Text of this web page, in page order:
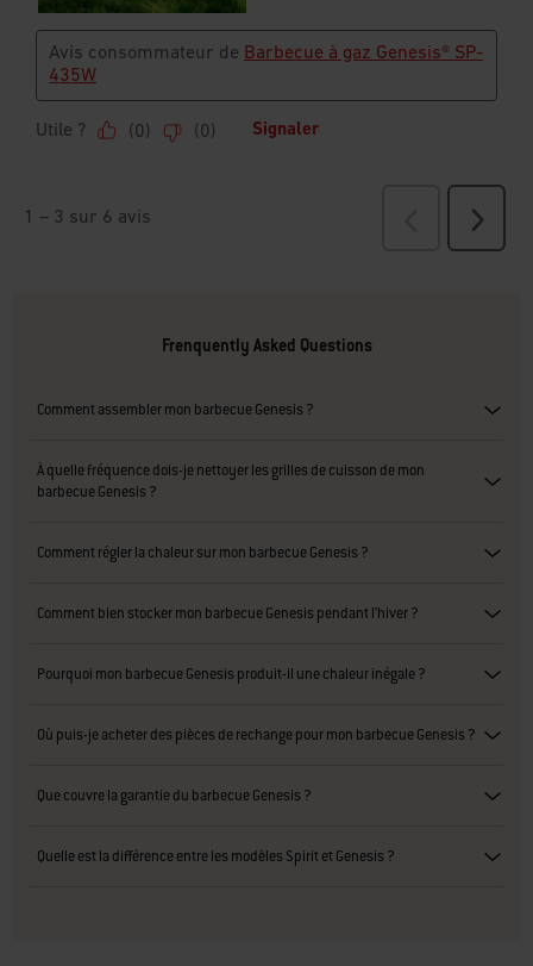
Frenquently Asked Questions
Comment assembler mon barbecue Genesis ?
À quelle fréquence dois-je nettoyer les grilles de cuisson de mon
barbecue Genesis ?
Comment régler la chaleur sur mon barbecue Genesis ?
Comment bien stocker mon barbecue Genesis pendant l’hiver ?
Pourquoi mon barbecue Genesis produit-il une chaleur inégale ?
Où puis-je acheter des pièces de rechange pour mon barbecue Genesis ?
Que couvre la garantie du barbecue Genesis ?
Quelle est la différence entre les modèles Spirit et Genesis ?